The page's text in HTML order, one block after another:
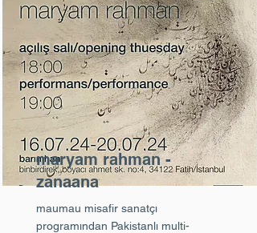
maryam rahman -
zanaana
maumau misafir sanatçı
programından Pakistanlı multi-